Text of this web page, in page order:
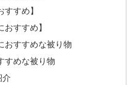
すめ】
すすめ】
おすすめな被り物
すめな被り物
介